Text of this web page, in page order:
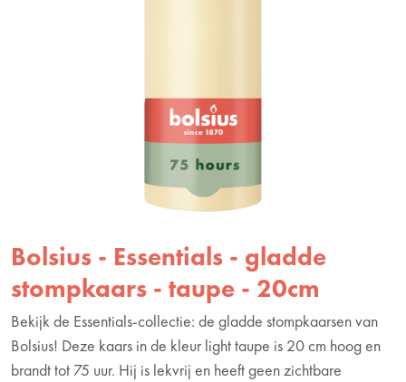
Bolsius - Essentials - gladde
stompkaars - taupe - 20cm
Bekijk de Essentials-collectie: de gladde stompkaarsen van
Bolsius! Deze kaars in de kleur light taupe is 20 cm hoog en
brandt tot 75 uur. Hij is lekvrij en heeft geen zichtbare